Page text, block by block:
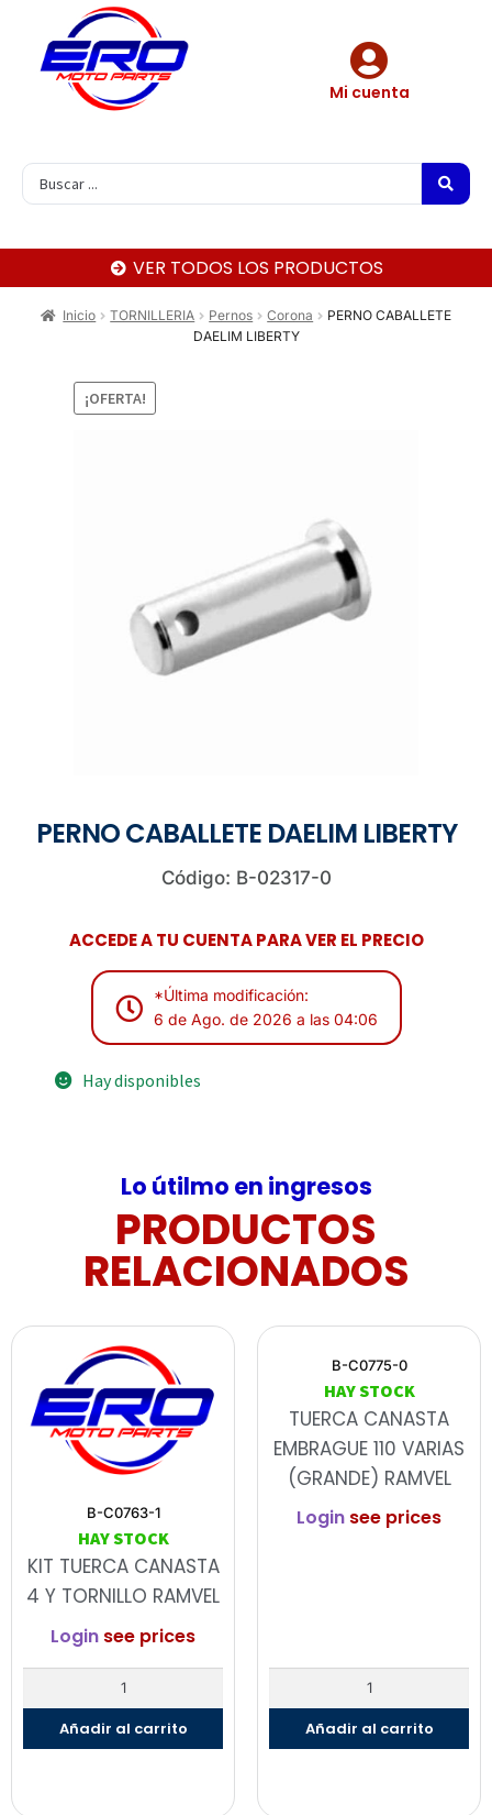
Mi cuenta
VER TODOS LOS PRODUCTOS
Inicio TORNILLERIA Pernos Corona
PERNO CABALLETE
DAELIM LIBERTY
¡OFERTA!
PERNO CABALLETE DAELIM LIBERTY
Código: B-02317-0
ACCEDE A TU CUENTA PARA VER EL PRECIO
*Última modificación:
6 de Ago. de 2026 a las 04:06
Hay disponibles
Lo útilmo en ingresos
PRODUCTOS
RELACIONADOS
B-C0763-1
HAY STOCK
KIT TUERCA CANASTA
4 Y TORNILLO RAMVEL
Login see prices
Añadir al carrito
B-C0775-0
HAY STOCK
TUERCA CANASTA
EMBRAGUE 110 VARIAS
(GRANDE) RAMVEL
Login see prices
Añadir al carrito